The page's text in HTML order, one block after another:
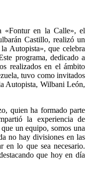
«Fontur en la Calle», el
Castillo, realizó un
Autopista», que celebra
programa, dedicado a
realizados en el ámbito
tuvo como invitados
Autopista, Wilbani León,
quien ha formado parte
la experiencia de
un equipo, somos una
no hay divisiones en las
en lo que sea necesario.
que hoy en día